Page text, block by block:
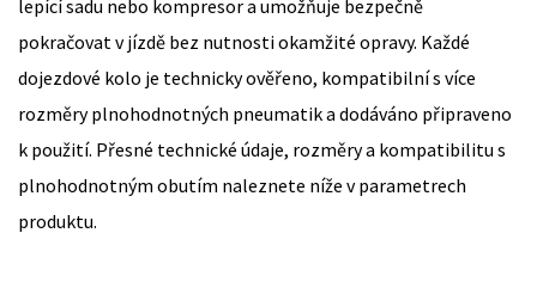
lepící sadu nebo kompresor a umožňuje bezpečně
pokračovat v jízdě bez nutnosti okamžité opravy. Každé
dojezdové kolo je technicky ověřeno, kompatibilní s více
rozměry plnohodnotných pneumatik a dodáváno připraveno
k použití. Přesné technické údaje, rozměry a kompatibilitu s
plnohodnotným obutím naleznete níže v parametrech
produktu.